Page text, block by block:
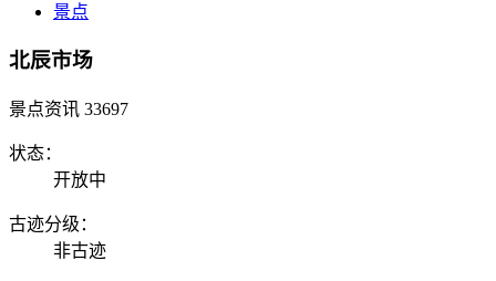
景点
北辰市场
景点资讯 33697
状态：
开放中
古迹分级：
非古迹